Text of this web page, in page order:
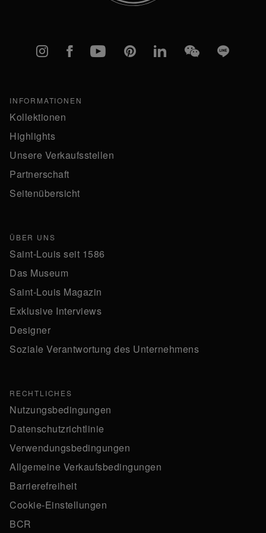
Instagram
FacebookYouTubePinterestlinkedInWeChatLine
INFORMATIONEN
Kollektionen
Highlights
Unsere Verkaufsstellen
Partnerschaft
Seitenübersicht
ÜBER UNS
Saint-Louis seit 1586
Das Museum
Saint-Louis Magazin
Exklusive Interviews
Designer
Soziale Verantwortung des Unternehmens
RECHTLICHES
Nutzungsbedingungen
Datenschutzrichtlinie
Verwendungsbedingungen
Allgemeine Verkaufsbedingungen
Barrierefreiheit
Cookie-Einstellungen
BCR